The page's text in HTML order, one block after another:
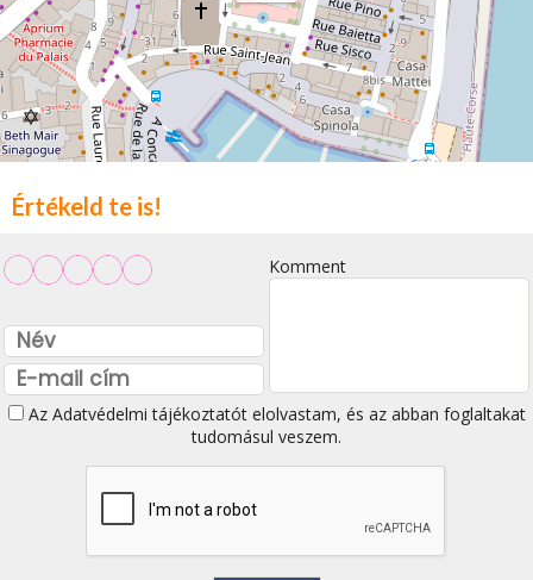
Értékeld te is!
Komment
Az Adatvédelmi tájékoztatótelolvastam, és az abban foglaltakat
tudomásul veszem.